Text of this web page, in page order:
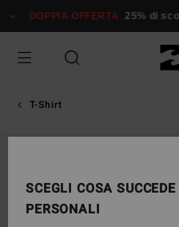
alle
prodotto
DOPPIA OFFERTA 25% di
T-Shirt
SCEGLI COSA
PERSONALI